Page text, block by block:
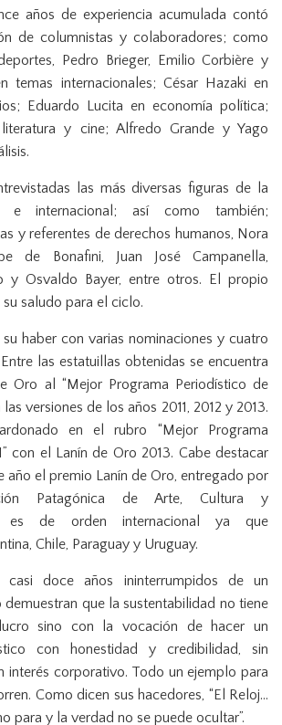
años de experiencia acumulada contó
de columnistas y colaboradores; como
Pedro Brieger, Emilio Corbière y
temas internacionales; César Hazaki en
Eduardo Lucita en economía política;
y cine; Alfredo Grande y Yago
las más diversas figuras de la
e internacional; así como también;
y referentes de derechos humanos, Nora
de Bonafini, Juan José Campanella,
y Osvaldo Bayer, entre otros. El propio
saludo para el ciclo.
haber con varias nominaciones y cuatro
las estatuillas obtenidas se encuentra
Oro al “Mejor Programa Periodístico de
versiones de los años 2011, 2012 y 2013.
en el rubro “Mejor Programa
con el Lanín de Oro 2013. Cabe destacar
año el premio Lanín de Oro, entregado por
Patagónica de Arte, Cultura y
es de orden internacional ya que
Chile, Paraguay y Uruguay.
casi doce años ininterrumpidos de un
que la sustentabilidad no tiene
sino con la vocación de hacer un
con honestidad y credibilidad, sin
interés corporativo. Todo un ejemplo para
Como dicen sus hacedores, “El Reloj…
para y la verdad no se puede ocultar”.